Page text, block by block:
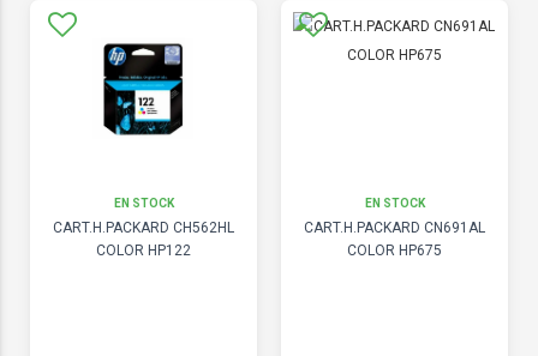
EN STOCK
CART.H.PACKARD CH562HL
COLOR HP122
EN STOCK
CART.H.PACKARD CN691AL
COLOR HP675